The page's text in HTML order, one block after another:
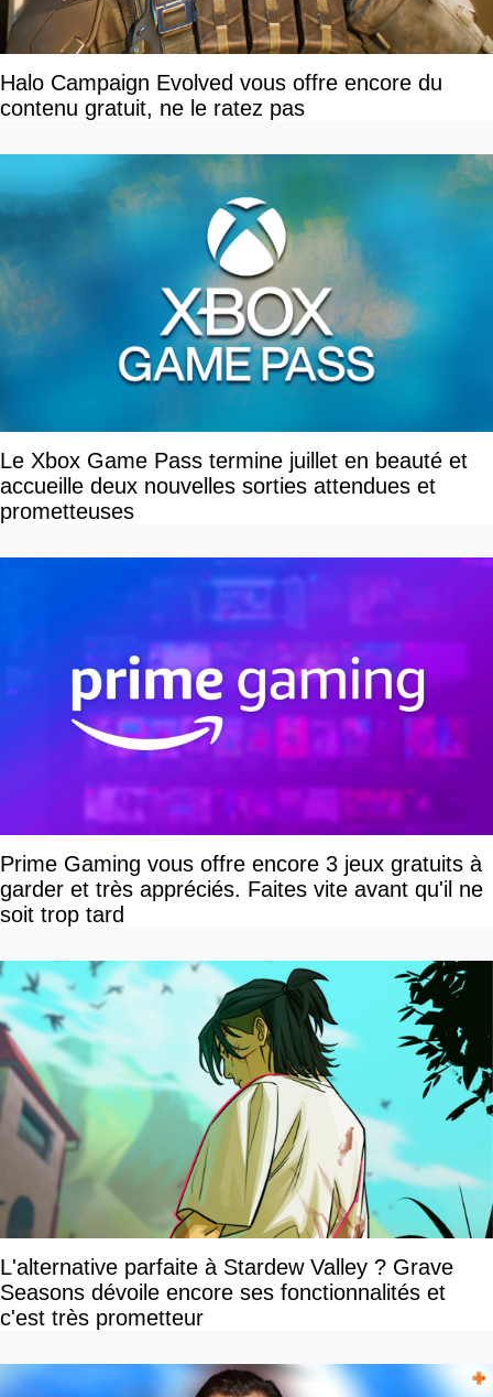
Halo Campaign Evolved vous offre encore du
contenu gratuit, ne le ratez pas
Le Xbox Game Pass termine juillet en beauté et
accueille deux nouvelles sorties attendues et
prometteuses
Prime Gaming vous offre encore 3 jeux gratuits à
garder et très appréciés. Faites vite avant qu'il ne
soit trop tard
L'alternative parfaite à Stardew Valley ? Grave
Seasons dévoile encore ses fonctionnalités et
c'est très prometteur